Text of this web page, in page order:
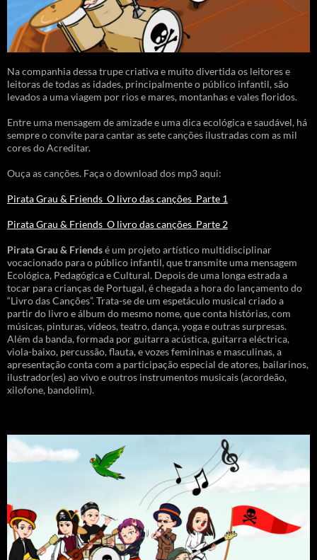
Na companhia dessa trupe criativa e muito divertida os leitores e
leitoras de todas as idades, principalmente o público infantil, são
levados a uma viagem por rios e mares, montanhas e vales floridos.
Entre uma mensagem de amizade e uma dica ecológica e saudável, há
sempre o convite para cantar as sete canções ilustradas com as mil
cores do Acreditar.
Ouça as canções. Faça o download dos mp3 aqui:
Pirata Grau & Friends_O livro das canções_Parte 1
Pirata Grau & Friends_O livro das canções_Parte 2
Pirata Grau & Friendsé um projeto artístico multidisciplinar
vocacionado para o público infantil, que transmite uma mensagem
Ecológica, Pedagógica e Cultural. Depois de uma longa estrada a
tocar para crianças de Portugal, é chegada a hora do lançamento do
“Livro das Canções”. Trata-se de um espetáculo musical criado a
partir do livro e álbum do mesmo nome, que conta histórias, com
músicas, pinturas, vídeos, teatro, dança, yoga e outras surpresas.
Além da banda, formada por guitarra acústica, guitarra eléctrica,
viola-baixo, percussão, flauta, e vozes femininas e masculinas, a
apresentação conta com a participação especial de atores, bailarinos,
ilustrador(es) ao vivo e outros instrumentos musicais (acordeão,
xilofone, bandolim).